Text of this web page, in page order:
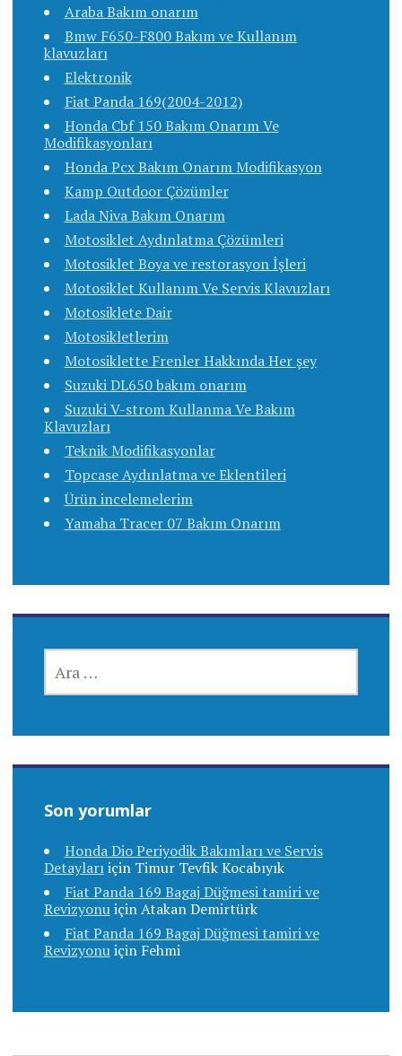
Araba Bakım onarım
Bmw F650-F800 Bakım ve Kullanım
klavuzları
Elektronik
Fiat Panda 169(2004-2012)
Honda Cbf 150 Bakım Onarım Ve
Modifikasyonları
Honda Pcx Bakım Onarım Modifikasyon
Kamp Outdoor Çözümler
Lada Niva Bakım Onarım
Motosiklet Aydınlatma Çözümleri
Motosiklet Boya ve restorasyon İşleri
Motosiklet Kullanım Ve Servis Klavuzları
Motosiklete Dair
Motosikletlerim
Motosiklette Frenler Hakkında Her şey
Suzuki DL650 bakım onarım
Suzuki V-strom Kullanma Ve Bakım
Klavuzları
Teknik Modifikasyonlar
Topcase Aydınlatma ve Eklentileri
Ürün incelemelerim
Yamaha Tracer 07 Bakım Onarım
Son yorumlar
Honda Dio Periyodik Bakımları ve Servis
Detaylarıiçin Timur Tevfik Kocabıyık
Fiat Panda 169 Bagaj Düğmesi tamiri ve
RevizyonuiçinAtakan Demirtürk
Fiat Panda 169 Bagaj Düğmesi tamiri ve
Revizyonuiçin Fehmi